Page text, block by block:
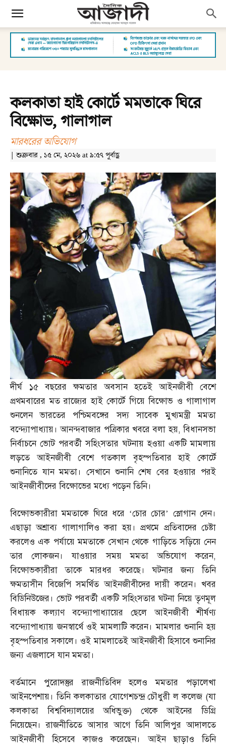
কলকাতা হাই কোর্টে মমতাকে ঘিরে
বিক্ষোভ, গালাগাল
মারধরের অভিযোগ
| শুক্রবার , ১৫ মে, ২০২৬ at ৯:৫৭ পূর্বাহ্ণ
দীর্ঘ ১৫ বছরের ক্ষমতার অবসান হতেই আইনজীবী বেশে
প্রথমবারের মত রাজ্যের হাই কোর্টে গিয়ে বিক্ষোভ ও গালাগাল
শুনলেন ভারতের পশ্চিমবঙ্গের সদ্য সাবেক মুখ্যমন্ত্রী মমতা
বন্দ্যোপাধ্যায়। আনন্দবাজার পত্রিকার খবরে বলা হয়,বিধানসভা
নির্বাচনে ভোট পরবর্তী সহিংসতার ঘটনায় হওয়া একটি মামলায়
লড়তে আইনজীবী বেশে গতকাল বৃহস্পতিবার হাই কোর্টে
শুনানিতে যান মমতা। সেখানে শুনানি শেষ বের হওয়ার পরই
আইনজীবীদের বিক্ষোভের মধ্যে পড়েন তিনি।
বিক্ষোভকারীরা মমতাকে ঘিরে ধরে ‘চোর চোর’ স্লোগান দেন।
এছাড়া অশ্রাব্য গালাগালিও করা হয়। প্রথমে প্রতিবাদের চেষ্টা
করলেও এক পর্যায়ে মমতাকে সেখান থেকে গাড়িতে সড়িয়ে নেন
তার লোকজন। যাওয়ার সময় মমতা অভিযোগ করেন,
বিক্ষোভকারীরা তাকে মারধর করেছে। ঘটনার জন্য তিনি
ক্ষমতাসীন বিজেপি সমর্থিত আইনজীবীদের দায়ী করেন। খবর
বিডিনিউজের। ভোট পরবর্তী একটি সহিংসতার ঘটনা নিয়ে তৃণমূল
বিধায়ক কল্যাণ বন্দ্যোপাধ্যায়ের ছেলে আইনজীবী শীর্ষণ্য
বন্দ্যোপাধ্যায় জনস্বার্থে ওই মামলাটি করেন। মামলার শুনানি হয়
বৃহস্পতিবার সকালে। ওই মামলাতেই আইনজীবী হিসাবে শুনানির
জন্য এজলাসে যান মমতা।
বর্তমানে পুরোদস্তুর রাজনীতিবিদ হলেও মমতার পড়ালেখা
আইনপেশায়। তিনি কলকাতার যোগেশচন্দ্র চৌধুরী ল কলেজ (যা
কলকাতা বিশ্ববিদ্যালয়ের অধিভুক্ত) থেকে আইনের ডিগ্রি
নিয়েছেন। রাজনীতিতে আসার আগে তিনি আলিপুর আদালতে
আইনজীবী হিসেবে কাজও করেছেন। আইন ছাড়াও তিনি